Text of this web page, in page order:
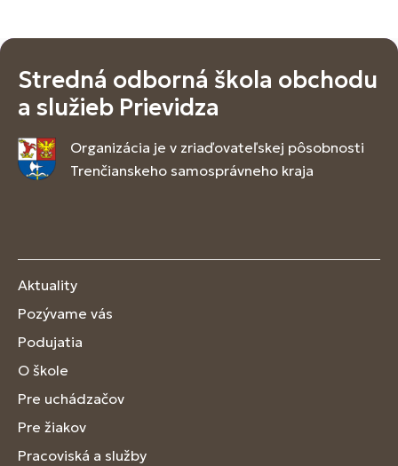
Stredná odborná škola obchodu
a služieb Prievidza
Organizácia je v zriaďovateľskej pôsobnosti
Trenčianskeho samosprávneho kraja
Aktuality
Pozývame vás
Podujatia
O škole
Pre uchádzačov
Pre žiakov
Pracoviská a služby